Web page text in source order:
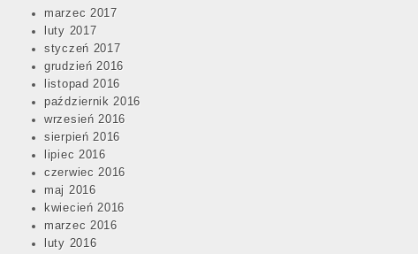
marzec 2017
luty 2017
styczeń 2017
grudzień 2016
listopad 2016
październik 2016
wrzesień 2016
sierpień 2016
lipiec 2016
czerwiec 2016
maj 2016
kwiecień 2016
marzec 2016
luty 2016